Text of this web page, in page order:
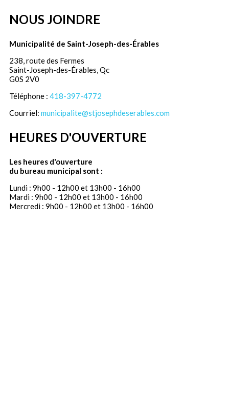
NOUS JOINDRE
Municipalité de Saint-Joseph-des-Érables
238, route des Fermes
Saint-Joseph-des-Érables, Qc
G0S 2V0
Téléphone : 418-397-4772
Courriel: municipalite@stjosephdeserables.com
HEURES D'OUVERTURE
Les heures d'ouverture
du bureau municipal sont :
Lundi : 9h00 - 12h00 et 13h00 - 16h00
Mardi : 9h00 - 12h00 et 13h00 - 16h00
Mercredi : 9h00 - 12h00 et 13h00 - 16h00